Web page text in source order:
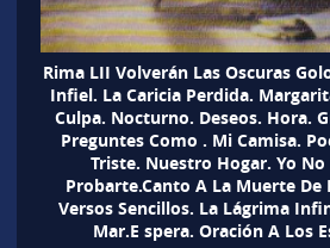
Rima LII Volverán Las Oscuras
Infiel. La Caricia Perdida.
Culpa. Nocturno. Deseos. Hora.
Preguntes Como . Mi Camisa.
Triste. Nuestro Hogar. Yo
Probarte.Canto A La Muerte De
Versos Sencillos. La Lágrima
Mar.E spera. Oración A Los